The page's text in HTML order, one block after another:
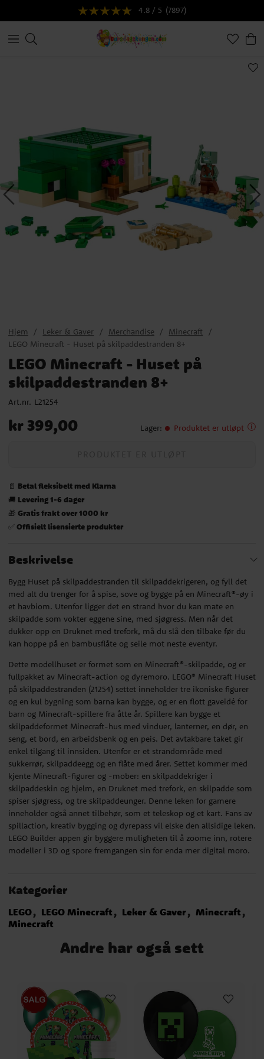
4.8 / 5 (7897)
Hjem Leker & Gaver Merchandise
Minecraft
LEGO Minecraft - Huset på skilpaddestranden 8+
LEGO Minecraft - Huset på
skilpaddestranden 8+
Art.nr. L21254
Pris
:kr 399,00
kr 399,00 Lager: Produktet er utløpt
📄 Betal fleksibelt med Klarna
🚚 Levering 1-6 dager
🎁 Gratis frakt over 1000 kr
✅ Offisielt lisensierte produkter
Beskrivelse
Bygg Huset på skilpaddestranden til skilpaddekrigeren, og fyll det
med alt du trenger for å spise, sove og bygge på en Minecraft®-øy i
et havbiom. Utenfor ligger det en strand hvor du kan mate en
skilpadde som vokter eggene sine, med sjøgress. Men når det
dukker opp en Druknet med trefork, må du slå den tilbake før du
kan hoppe på en bambusflåte og seile mot neste eventyr.
Dette modellhuset er formet som en Minecraft®-skilpadde, og er
fullpakket av Minecraft-action og dyremoro. LEGO® Minecraft Huset
på skilpaddestranden (21254) settet inneholder tre ikoniske figurer
og en kul bygning som barna kan bygge, og er en flott gaveidé for
barn og Minecraft-spillere fra åtte år. Spillere kan bygge et
skilpaddeformet Minecraft-hus med vinduer, lanterner, en dør, en
seng, et bord, en arbeidsbenk og en peis. Det avtakbare taket gir
enkel tilgang til innsiden. Utenfor er et strandområde med
sukkerrør, skilpaddeegg og en flåte med årer. Settet kommer med
kjente Minecraft-figurer og -mober: en skilpaddekriger i
skilpaddeskin og hjelm, en Druknet med trefork, en skilpadde som
spiser sjøgress, og tre skilpaddeunger. Denne leken for gamere
inneholder også annet tilbehør, som et teleskop og et kart. Fans av
spillaction, kreativ bygging og dyrepass vil elske den allsidige leken.
LEGO Builder appen gir byggere muligheten til å zoome inn, rotere
modeller i 3D og spore fremgangen sin for enda mer digital moro.
Kategorier
LEGO LEGO Minecraft Leker & Gaver
Minecraft
Minecraft
Andre har også sett